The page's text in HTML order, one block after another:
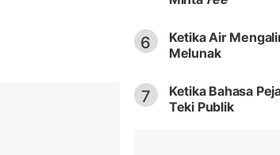
6
Ketika Air
Melunak
7
Ketika Bahasa
Teki Publik